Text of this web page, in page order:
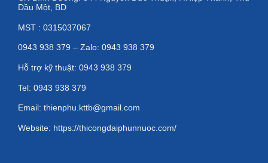
Dầu Một, BD
MST : 0315037067
0943 938 379 – Zalo: 0943 938 379
Hỗ trợ kỹ thuật: 0943 938 379
Tel: 0943 938 379
Email: thienphu.kttb@gmail.com
Website: https://thicongdaiphunnuoc.com/